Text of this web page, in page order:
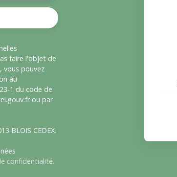
faire l'objet de
vous pouvez
au
1 du code de
ou par
BLOIS CEDEX.
confidentialité.